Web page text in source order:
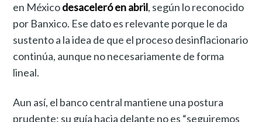
en Méxicodesaceleró en abril, según lo reconocido
por Banxico. Ese dato es relevante porque le da
sustento a la idea de que el proceso desinflacionario
continúa, aunque no necesariamente de forma
lineal.
Aun así, el banco central mantiene una postura
prudente: su guía hacia delante no es “seguiremos